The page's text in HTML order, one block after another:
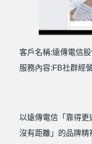
客戶名稱:遠傳電信
服務內容:FB社群經
以遠傳電信「靠得更
沒有距離」的品牌精